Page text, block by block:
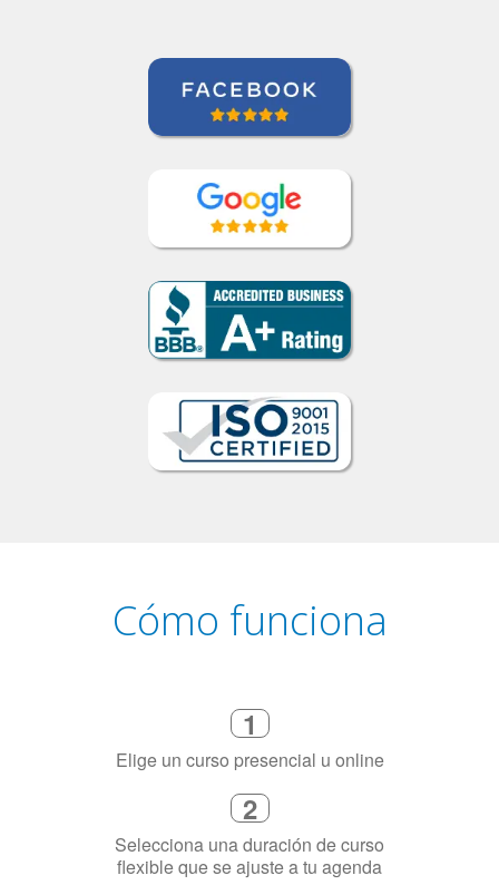
Cómo funciona
1
2
Selecciona una duración de curso